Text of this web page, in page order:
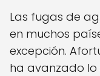
Las fugas de
en muchos
excepción.
ha avanzado